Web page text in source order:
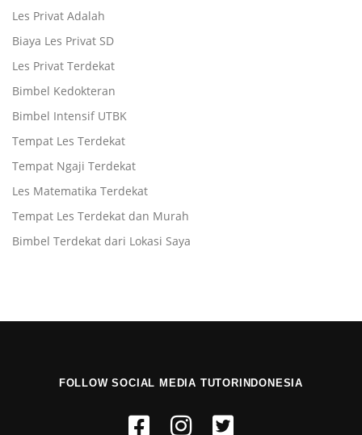
Les Privat Adalah
Biaya Les Privat SD
Les Privat Terdekat
Bimbel Kedokteran
Bimbel Intensif UTBK
Tempat Les Terdekat
Tempat Ngaji Terdekat
Les Matematika Terdekat
Tempat Les Terdekat dan Murah
Bimbel Terdekat dari Lokasi Saya
FOLLOW SOCIAL MEDIA TUTORINDONESIA